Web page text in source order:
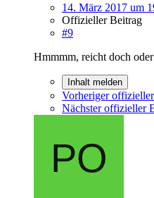
14. März 2017 um
Offizieller Beitrag
#9
Hmmmm, reicht doch
Inhalt melden
Vorheriger
Nächster offizieller